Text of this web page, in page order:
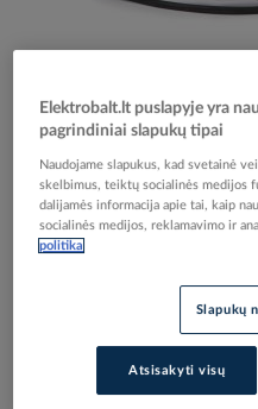
Skip
the
beginning
the
Reali prekė gali skirtis
Kabelis šildymui 44m
DEVI
Elektrobalt prekės kodas
Gamintojo prekės kodas
Elektrobalt.lt puslapyje yra
pagrindiniai slapukų tipai
Naudojame slapukus, kad svetainė
skelbimus, teiktų socialinės medijos
dalijamės informacija apie tai, kaip
socialinės medijos, reklamavimo ir
politika
Slapukų
Atsisakyti visų